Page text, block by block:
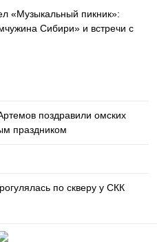
«Музыкальный пикник»:
Сибири» и встречи с
поздравили омских
праздником
по скверу у СКК